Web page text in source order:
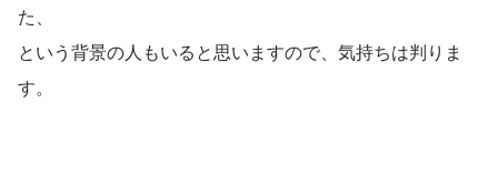
た、
という背景の人もいると思いますので、気持ちは判りま
す。